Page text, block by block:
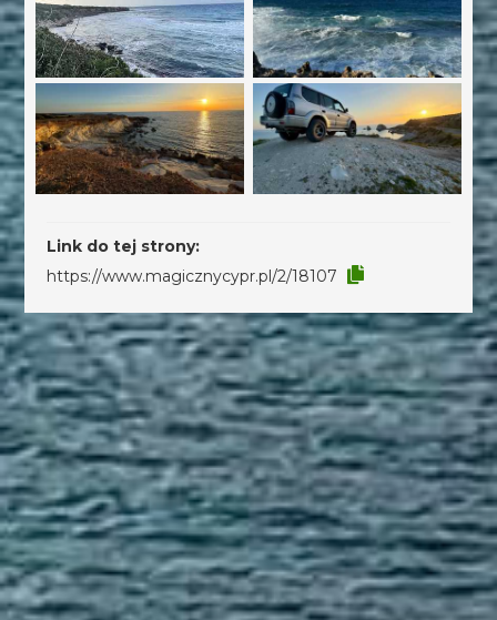
Link do tej strony:
https://www.magicznycypr.pl/2/18107